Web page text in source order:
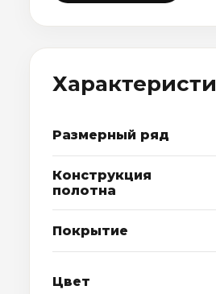
Размерный ряд
Конструкция
полотна
Покрытие
Цвет